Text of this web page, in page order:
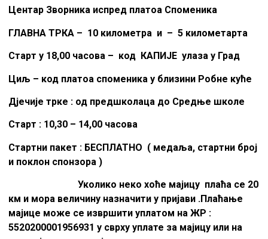
Центар Зворника испред платоа Споменика
ГЛАВНА ТРКА – 10 километра и – 5 километарта
Старт у 18,00 часова – код КАПИЈЕ улаза у Град
Циљ – код платоа споменика у близини Робне куће
Дјечије трке : од предшколаца до Средње школе
Старт : 10,30 – 14,00 часова
Стартни пакет : БЕСПЛАТНО ( медаља, стартни број
и поклон спонзора )
Уколико неко хоће мајицу плаћа се 20
км и мора величину назначити у пријави .Плаћање
мајице може се извршити уплатом на ЖР :
5520200001956931 у сврху уплате за мајицу или на